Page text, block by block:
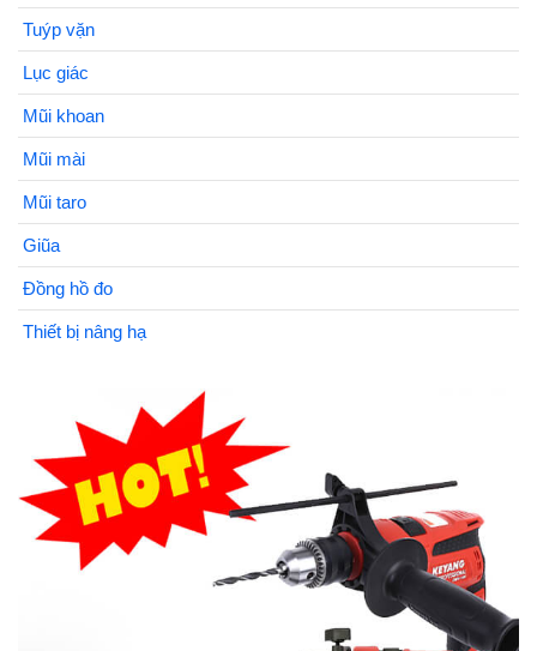
Tuýp vặn
Lục giác
Mũi khoan
Mũi mài
Mũi taro
Giũa
Đồng hồ đo
Thiết bị nâng hạ